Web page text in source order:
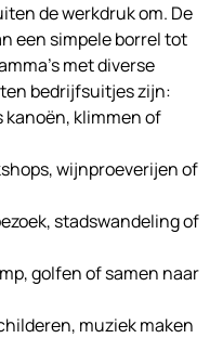
de werkdruk om. De
een simpele borrel tot
met diverse
bedrijfsuitjes zijn:
klimmen of
wijnproeverijen of
stadswandeling of
golfen of samen naar
muziek maken